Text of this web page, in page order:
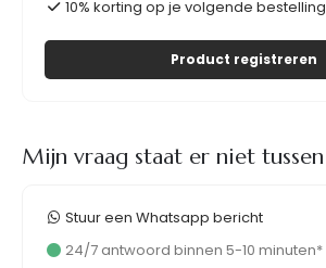
10% korting op je volgende bestelling
Product registreren
Mijn vraag staat er niet tussen
Stuur een Whatsapp bericht
24/7 antwoord binnen 5-10 minuten*